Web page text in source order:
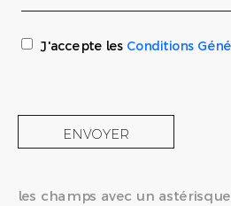
J'accepte les Conditions
ENVOYER
les champs avec un